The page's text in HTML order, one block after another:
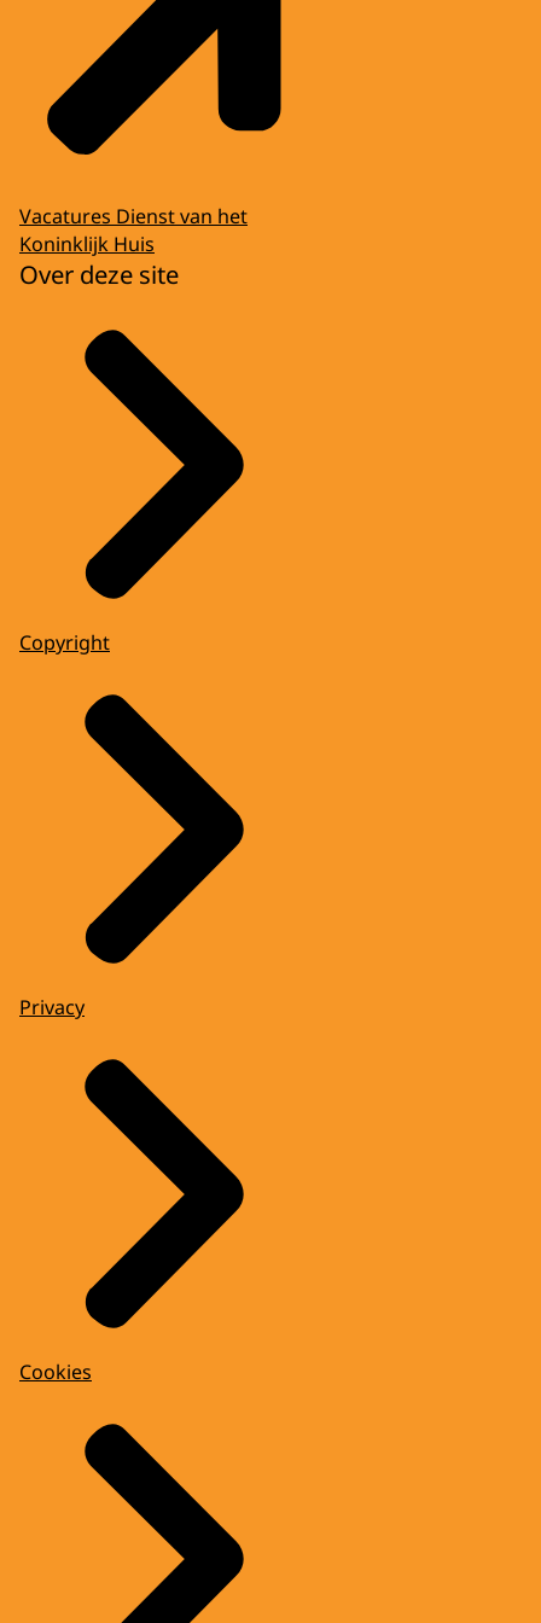
Vacatures Dienst van het
Koninklijk Huis
Over deze site
Copyright
Privacy
Cookies